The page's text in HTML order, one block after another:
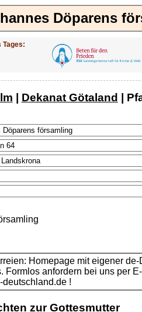
Döparens
Tages:
| Dekanat Götaland |
Homepage mit eigener de-
Formlos anfordern bei uns per E-
!
zur Gottesmutter